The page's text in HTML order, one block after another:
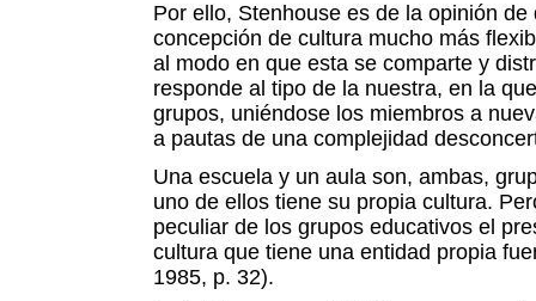
Por ello, Stenhouse es de la opinión
concepción de cultura mucho más
al modo en que esta se comparte y
responde al tipo de la nuestra, en la
grupos, uniéndose los miembros a
a pautas de una complejidad
Una escuela y un aula son, ambas,
uno de ellos tiene su propia cultura.
peculiar de los grupos educativos el
cultura que tiene una entidad propia
1985, p. 32).